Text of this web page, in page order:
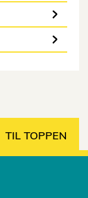
TIL TOPPEN